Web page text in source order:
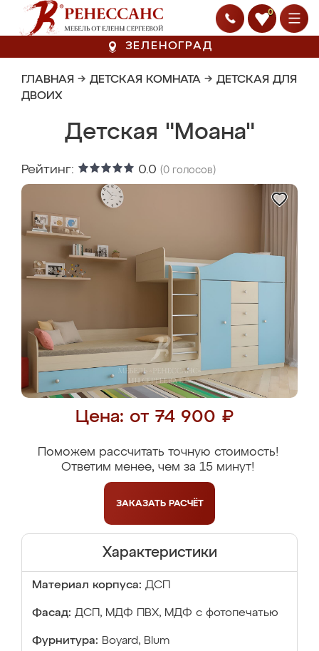
0
ЗЕЛЕНОГРАД
ГЛАВНАЯ → ДЕТСКАЯ КОМНАТА → ДЕТСКАЯ ДЛЯ
ДВОИХ
Детская "Моана"
Рейтинг: 0.0 (0 голосов)
Цена: от 74 900 ₽
Поможем рассчитать точную стоимость!
Ответим менее, чем за 15 минут!
ЗАКАЗАТЬ РАСЧЁТ
Характеристики
Материал корпуса: ДСП
Фасад: ДСП, МДФ ПВХ, МДФ с фотопечатью
Фурнитура: Boyard, Blum